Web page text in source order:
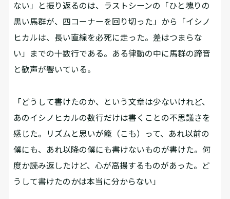
ない」と振り返るのは、ラストシーンの「ひと塊りの
黒い馬群が、四コーナーを回り切った」から「イシノ
ヒカルは、長い直線を必死に走った。差はつまらな
い」までの十数行である。ある律動の中に馬群の蹄音
と歓声が響いている。
「どうして書けたのか、という文章は少ないけれど、
あのイシノヒカルの数行だけは書くことの不思議さを
感じた。リズムと思いが籠（こも）って、あれ以前の
僕にも、あれ以降の僕にも書けないものが書けた。何
度か読み返したけど、心が高揚するものがあった。ど
うして書けたのかは本当に分からない」